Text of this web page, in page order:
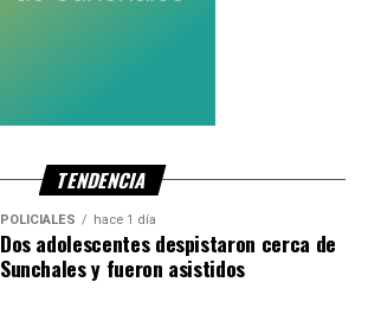
TENDENCIA
POLICIALES hace 1 día
Dos adolescentes despistaron cerca de
Sunchales y fueron asistidos